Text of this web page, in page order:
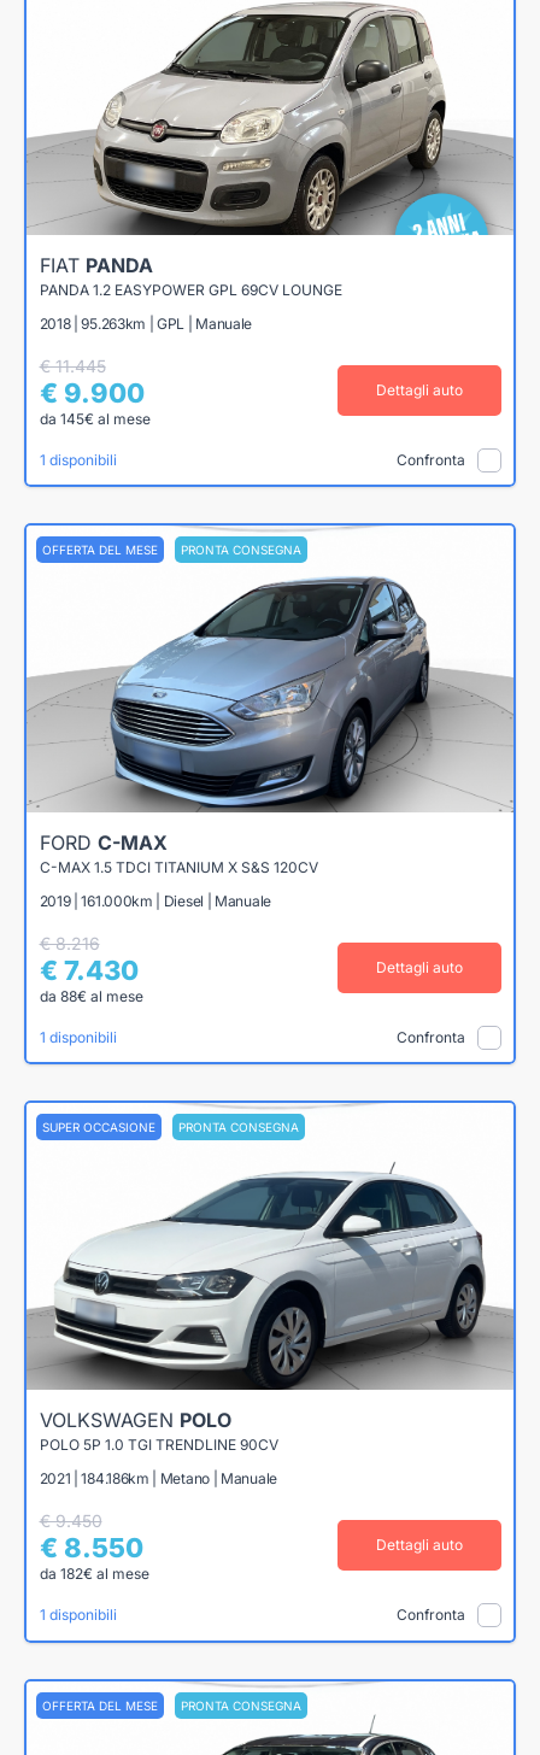
FIAT PANDA
PANDA 1.2 EASYPOWER GPL 69CV LOUNGE
2018 | 95.263km | GPL | Manuale
€ 11.445
€ 9.900
da 145€ al mese
Dettagli auto
1 disponibili Confronta
OFFERTA DEL MESE PRONTA CONSEGNA
FORD C-MAX
C-MAX 1.5 TDCI TITANIUM X S&S 120CV
2019 | 161.000km | Diesel | Manuale
€ 8.216
€ 7.430
da 88€ al mese
Dettagli auto
1 disponibili Confronta
SUPER OCCASIONE PRONTA CONSEGNA
VOLKSWAGEN POLO
POLO 5P 1.0 TGI TRENDLINE 90CV
2021 | 184.186km | Metano | Manuale
€ 9.450
€ 8.550
da 182€ al mese
Dettagli auto
1 disponibili Confronta
OFFERTA DEL MESE PRONTA CONSEGNA